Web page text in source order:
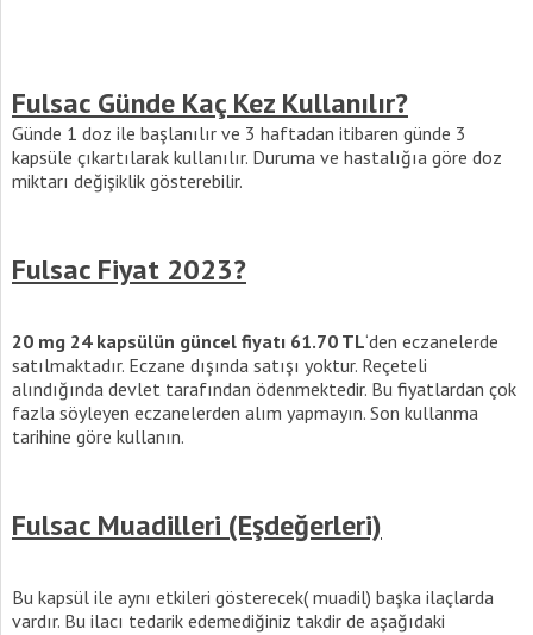
Fulsac Günde Kaç Kez Kullanılır?
Günde 1 doz ile başlanılır ve 3 haftadan itibaren günde 3
kapsüle çıkartılarak kullanılır. Duruma ve hastalığıa göre doz
miktarı değişiklik gösterebilir.
Fulsac Fiyat 2023?
20 mg 24 kapsülün güncel fiyatı 61.70 TL‘den eczanelerde
satılmaktadır. Eczane dışında satışı yoktur. Reçeteli
alındığında devlet tarafından ödenmektedir. Bu fiyatlardan çok
fazla söyleyen eczanelerden alım yapmayın. Son kullanma
tarihine göre kullanın.
Fulsac Muadilleri (Eşdeğerleri)
Bu kapsül ile aynı etkileri gösterecek( muadil) başka ilaçlarda
vardır. Bu ilacı tedarik edemediğiniz takdir de aşağıdaki